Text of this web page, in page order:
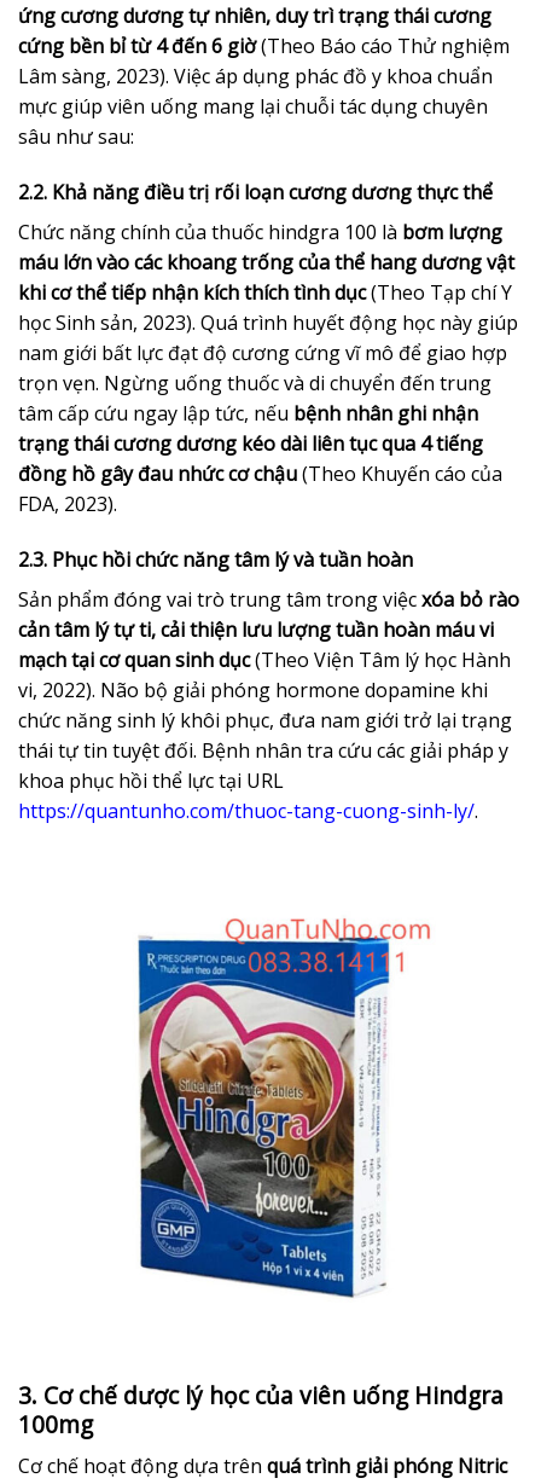
ứng cương dương tự nhiên, duy trì trạng thái cương
cứng bền bỉ từ 4 đến 6 giờ(Theo Báo cáo Thử nghiệm
Lâm sàng, 2023). Việc áp dụng phác đồ y khoa chuẩn
mực giúp viên uống mang lại chuỗi tác dụng chuyên
sâu như sau:
2.2. Khả năng điều trị rối loạn cương dương thực thể
Chức năng chính của thuốc hindgra 100 là bơm lượng
máu lớn vào các khoang trống của thể hang dương vật
khi cơ thể tiếp nhận kích thích tình dục(Theo Tạp chí Y
học Sinh sản, 2023). Quá trình huyết động học này giúp
nam giới bất lực đạt độ cương cứng vĩ mô để giao hợp
trọn vẹn. Ngừng uống thuốc và di chuyển đến trung
tâm cấp cứu ngay lập tức, nếu bệnh nhân ghi nhận
trạng thái cương dương kéo dài liên tục qua 4 tiếng
đồng hồ gây đau nhức cơ chậu(Theo Khuyến cáo của
FDA, 2023).
2.3. Phục hồi chức năng tâm lý và tuần hoàn
Sản phẩm đóng vai trò trung tâm trong việcxóa bỏ rào
cản tâm lý tự ti, cải thiện lưu lượng tuần hoàn máu vi
mạch tại cơ quan sinh dục(Theo Viện Tâm lý học Hành
vi, 2022). Não bộ giải phóng hormone dopamine khi
chức năng sinh lý khôi phục, đưa nam giới trở lại trạng
thái tự tin tuyệt đối. Bệnh nhân tra cứu các giải pháp y
khoa phục hồi thể lực tại URL
https://quantunho.com/thuoc-tang-cuong-sinh-ly/.
3. Cơ chế dược lý học của viên uống Hindgra
100mg
Cơ chế hoạt động dựa trên quá trình giải phóng Nitric